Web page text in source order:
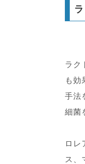
ラク
も効
手法
細菌
ロレ
ス、